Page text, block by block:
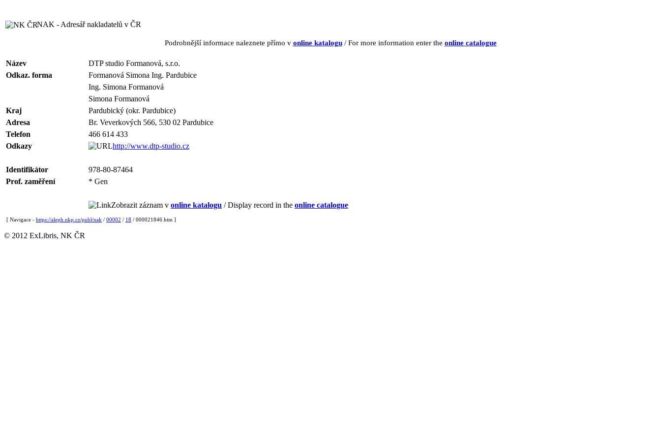
NAK - Adresář nakladatelů v ČR
Podrobnější informace naleznete přímo v online katalogu/ For more information enter the online catalogue
Název
DTP studio Formanová, s.r.o.
Odkaz. forma
Formanová Simona Ing. Pardubice
Ing. Simona Formanová
Simona Formanová
Kraj
Pardubický (okr. Pardubice)
Adresa
Br. Veverkových 566, 530 02 Pardubice
Telefon
466 614 433
Odkazy
http://www.dtp-studio.cz
Identifikátor
978-80-87464
Prof. zaměření
* Gen
Zobrazit záznam v online katalogu / Display record in the online catalogue
[ Navigace - https://aleph.nkp.cz/publ/nak / 00002 / 18 / 000021846.htm ]
© 2012 ExLibris, NK ČR